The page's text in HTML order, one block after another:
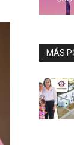
MÁS